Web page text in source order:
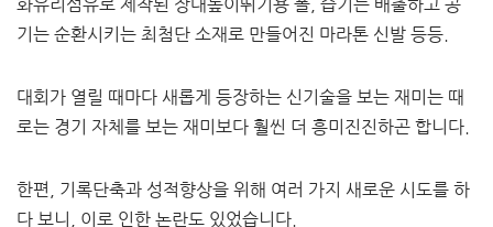
화유리섬유로 제작된 장대높이뛰기용 폴, 습기는 배출하고 공
기는 순환시키는 최첨단 소재로 만들어진 마라톤 신발 등등.
대회가 열릴 때마다 새롭게 등장하는 신기술을 보는 재미는 때
로는 경기 자체를 보는 재미보다 훨씬 더 흥미진진하곤 합니다.
한편, 기록단축과 성적향상을 위해 여러 가지 새로운 시도를 하
다 보니, 이로 인한 논란도 있었습니다.